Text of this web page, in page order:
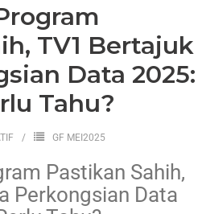
TV1 Bertajuk
Data 2025:
Tahu?
GF MEI2025
Pastikan Sahih,
Perkongsian Data